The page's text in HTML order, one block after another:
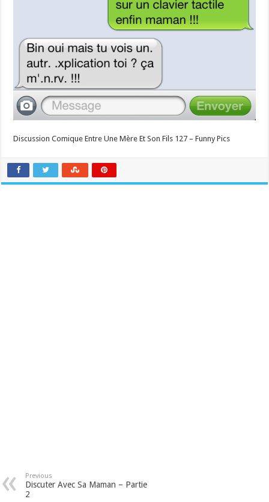
Discussion Comique Entre Une Mère Et Son Fils 127 – Funny Pics
Previous
Discuter Avec Sa Maman – Partie
2